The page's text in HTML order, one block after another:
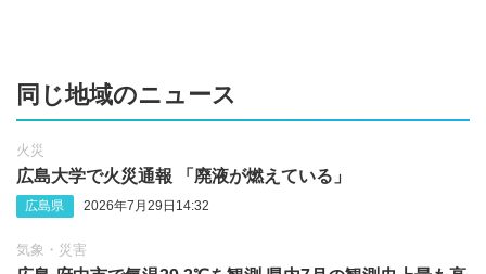
同じ地域のニュース
火災
広島大学で火災通報 「廃液が燃えている」
広島県 2026年7月29日14:32
気象・災害